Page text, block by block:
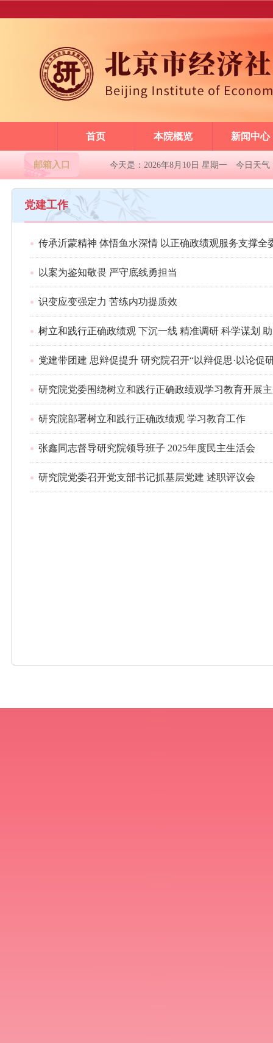
首页 本院概览 新闻中心
邮箱入口 今天是：2026年8月10日 星期一 今日天气
党建工作
以案为鉴知敬畏 严守底线勇担当
识变应变强定力 苦练内功提质效
树立和践行正确政绩观 下沉一线 精准调研 科学谋划
党建带团建 思辩促提升 研究院召开“以辩促思·以论促
研究院党委围绕树立和践行正确政绩观学习教育开展
研究院部署树立和践行正确政绩观 学习教育工作
张鑫同志督导研究院领导班子 2025年度民主生活会
研究院党委召开党支部书记抓基层党建 述职评议会